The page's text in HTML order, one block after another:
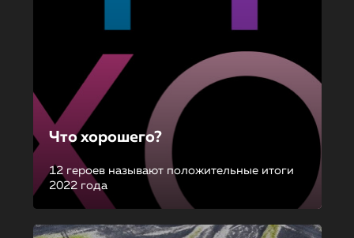
Что хорошего?
12 героев называют положительные итоги
2022 года